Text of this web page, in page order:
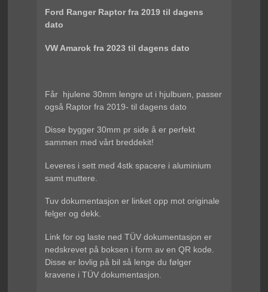
Ford Ranger Raptor fra 2019 til dagens
dato
VW Amarok fra 2023 til dagens dato
Får hjulene 30mm lengre ut i hjulbuen, passer
også Raptor fra 2019- til dagens dato
Disse bygger 30mm pr side å er perfekt
sammen med vårt breddekit!
Leveres i sett med 4stk spacere i aluminium
samt muttere.
Tuv dokumentasjon er linket opp mot originale
felger og dekk.
Link for og laste ned TÜV dokumentasjon er
nedskrevet på boksen i form av en QR kode.
Disse er lovlig på bil så lenge du følger
kravene i TÜV dokumentasjon.